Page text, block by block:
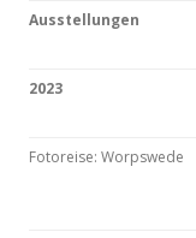
Ausstellungen
2023
Fotoreise: Worpswede